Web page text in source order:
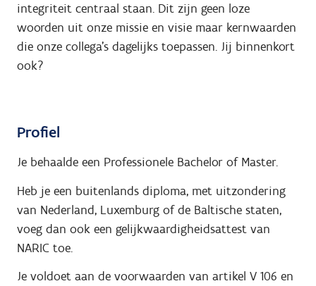
integriteit centraal staan. Dit zijn geen loze
woorden uit onze missie en visie maar kernwaarden
die onze collega’s dagelijks toepassen. Jij binnenkort
ook?
Profiel
Je behaalde een Professionele Bachelor of Master.
Heb je een buitenlands diploma, met uitzondering
van Nederland, Luxemburg of de Baltische staten,
voeg dan ook een gelijkwaardigheidsattest van
NARIC toe.
Je voldoet aan de voorwaarden van artikel V 106 en